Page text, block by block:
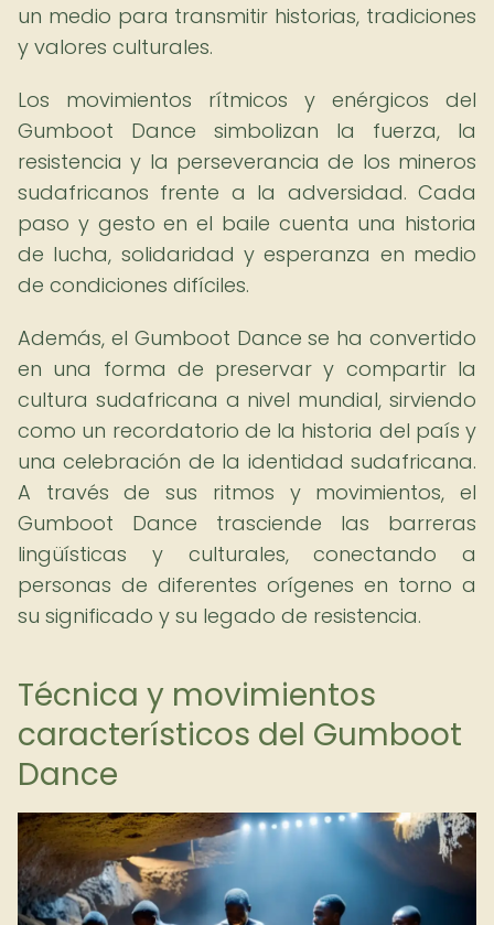
un medio para transmitir historias, tradiciones
y valores culturales.
Los movimientos rítmicos y enérgicos del
Gumboot Dance simbolizan la fuerza, la
resistencia y la perseverancia de los mineros
sudafricanos frente a la adversidad. Cada
paso y gesto en el baile cuenta una historia
de lucha, solidaridad y esperanza en medio
de condiciones difíciles.
Además, el Gumboot Dance se ha convertido
en una forma de preservar y compartir la
cultura sudafricana a nivel mundial, sirviendo
como un recordatorio de la historia del país y
una celebración de la identidad sudafricana.
A través de sus ritmos y movimientos, el
Gumboot Dance trasciende las barreras
lingüísticas y culturales, conectando a
personas de diferentes orígenes en torno a
su significado y su legado de resistencia.
Técnica y movimientos
característicos del Gumboot
Dance